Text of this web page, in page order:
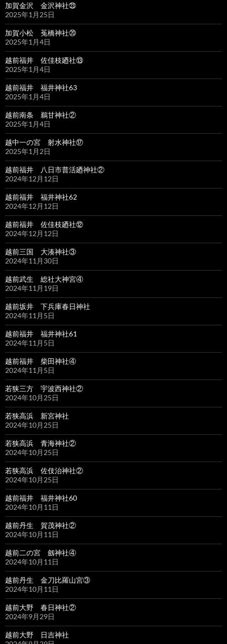
加賀金沢 金沢神社㉓
2025年1月25日
加賀小松 菟橋神社⑳
2025年1月4日
越前福井 佐佳枝廼社⑬
2025年1月4日
越前福井 福井神社63
2025年1月4日
越前南条 鵜甘神社②
2025年1月4日
越中一の宮 射水神社⑰
2025年1月2日
越前福井 八日市普活廼神社②
2024年12月12日
越前福井 福井神社62
2024年12月12日
越前福井 佐佳枝廼社⑫
2024年12月12日
越前三国 大湊神社③
2024年11月30日
越前武生 総社大神宮④
2024年11月19日
越前坂井 下兵庫春日神社
2024年11月5日
越前福井 福井神社61
2024年11月5日
越前福井 柴田神社④
2024年11月5日
若狭三方 宇波西神社②
2024年10月25日
若狭高浜 新宮神社
2024年10月25日
若狭高浜 青海神社②
2024年10月25日
若狭高浜 佐伎治神社②
2024年10月25日
越前福井 福井神社60
2024年10月11日
越前丹生 賀茂神社②
2024年10月11日
越前二の宮 劔神社④
2024年10月11日
越前丹生 金刀比羅山宮③
2024年10月11日
越前大野 春日神社②
2024年9月29日
越前大野 日吉神社